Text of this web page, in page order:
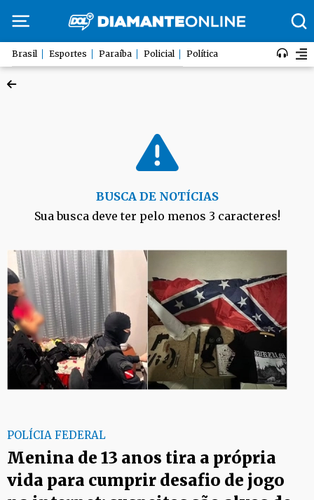
Brasil Esportes Paraíba Policial Política
BUSCA DE NOTÍCIAS
Sua busca deve ter pelo menos 3 caracteres!
POLÍCIA FEDERAL
Menina de 13 anos tira a própria
vida para cumprir desafio de jogo